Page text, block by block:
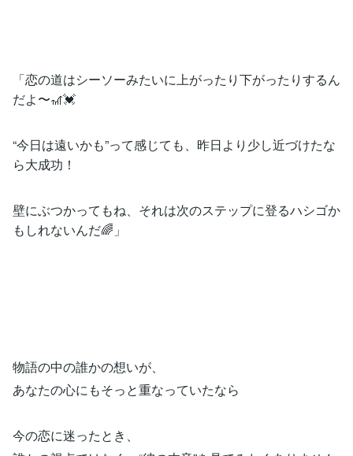
「恋の道はシーソーみたいに上がったり下がったりするん
だよ〜🎢💓
“今日は遠いかも”って感じても、昨日より少し近づけたな
ら大成功！
壁にぶつかってもね、それは次のステップに登るハシゴか
もしれないんだ🌈」
物語の中の誰かの想いが、
あなたの心にもそっと重なっていたなら
今の恋に迷ったとき、